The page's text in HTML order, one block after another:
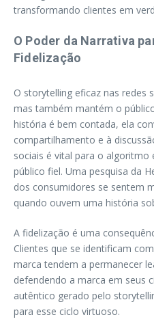
transformando clientes em
O Poder da Narrativa
Fidelização
O storytelling eficaz nas redes
mas também mantém o
história é bem contada, ela
compartilhamento e à
sociais é vital para o algoritmo
público fiel. Uma pesquisa da
dos consumidores se sentem
quando ouvem uma história
A fidelização é uma
Clientes que se identificam
marca tendem a permanecer
defendendo a marca em seus
autêntico gerado pelo
para esse ciclo virtuoso.